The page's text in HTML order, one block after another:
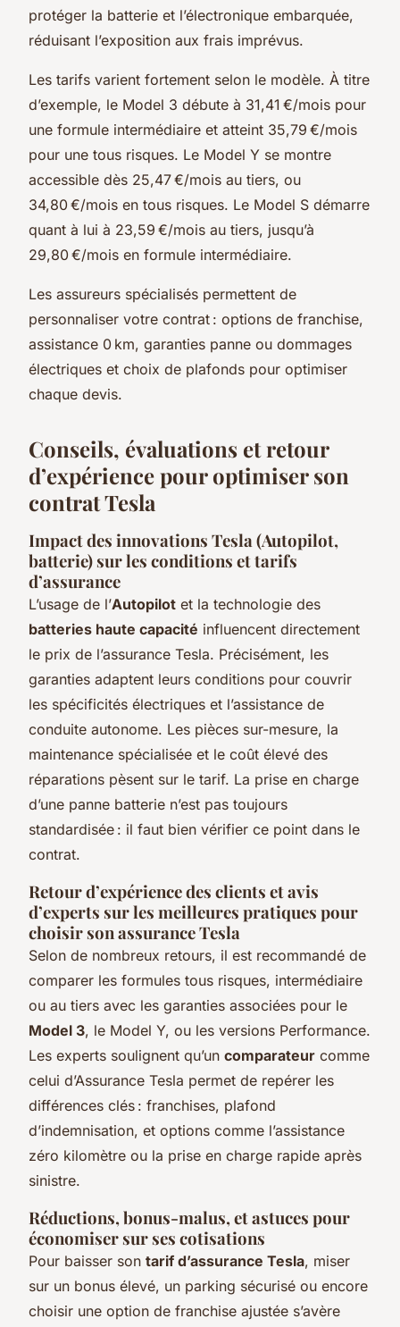
protéger la batterie et l’électronique embarquée,
réduisant l’exposition aux frais imprévus.
Les tarifs varient fortement selon le modèle. À titre
d’exemple, le Model 3 débute à 31,41 €/mois pour
une formule intermédiaire et atteint 35,79 €/mois
pour une tous risques. Le Model Y se montre
accessible dès 25,47 €/mois au tiers, ou
34,80 €/mois en tous risques. Le Model S démarre
quant à lui à 23,59 €/mois au tiers, jusqu’à
29,80 €/mois en formule intermédiaire.
Les assureurs spécialisés permettent de
personnaliser votre contrat : options de franchise,
assistance 0 km, garanties panne ou dommages
électriques et choix de plafonds pour optimiser
chaque devis.
Conseils, évaluations et retour
d’expérience pour optimiser son
contrat Tesla
Impact des innovations Tesla (Autopilot,
batterie) sur les conditions et tarifs
d’assurance
L’usage de l’Autopilot et la technologie des
batteries haute capacité influencent directement
le prix de l’assurance Tesla. Précisément, les
garanties adaptent leurs conditions pour couvrir
les spécificités électriques et l’assistance de
conduite autonome. Les pièces sur-mesure, la
maintenance spécialisée et le coût élevé des
réparations pèsent sur le tarif. La prise en charge
d’une panne batterie n’est pas toujours
standardisée : il faut bien vérifier ce point dans le
contrat.
Retour d’expérience des clients et avis
d’experts sur les meilleures pratiques pour
choisir son assurance Tesla
Selon de nombreux retours, il est recommandé de
comparer les formules tous risques, intermédiaire
ou au tiers avec les garanties associées pour le
Model 3, le Model Y, ou les versions Performance.
Les experts soulignent qu’un comparateur comme
celui d’Assurance Tesla permet de repérer les
différences clés : franchises, plafond
d’indemnisation, et options comme l’assistance
zéro kilomètre ou la prise en charge rapide après
sinistre.
Réductions, bonus-malus, et astuces pour
économiser sur ses cotisations
Pour baisser son tarif d’assurance Tesla, miser
sur un bonus élevé, un parking sécurisé ou encore
choisir une option de franchise ajustée s’avère